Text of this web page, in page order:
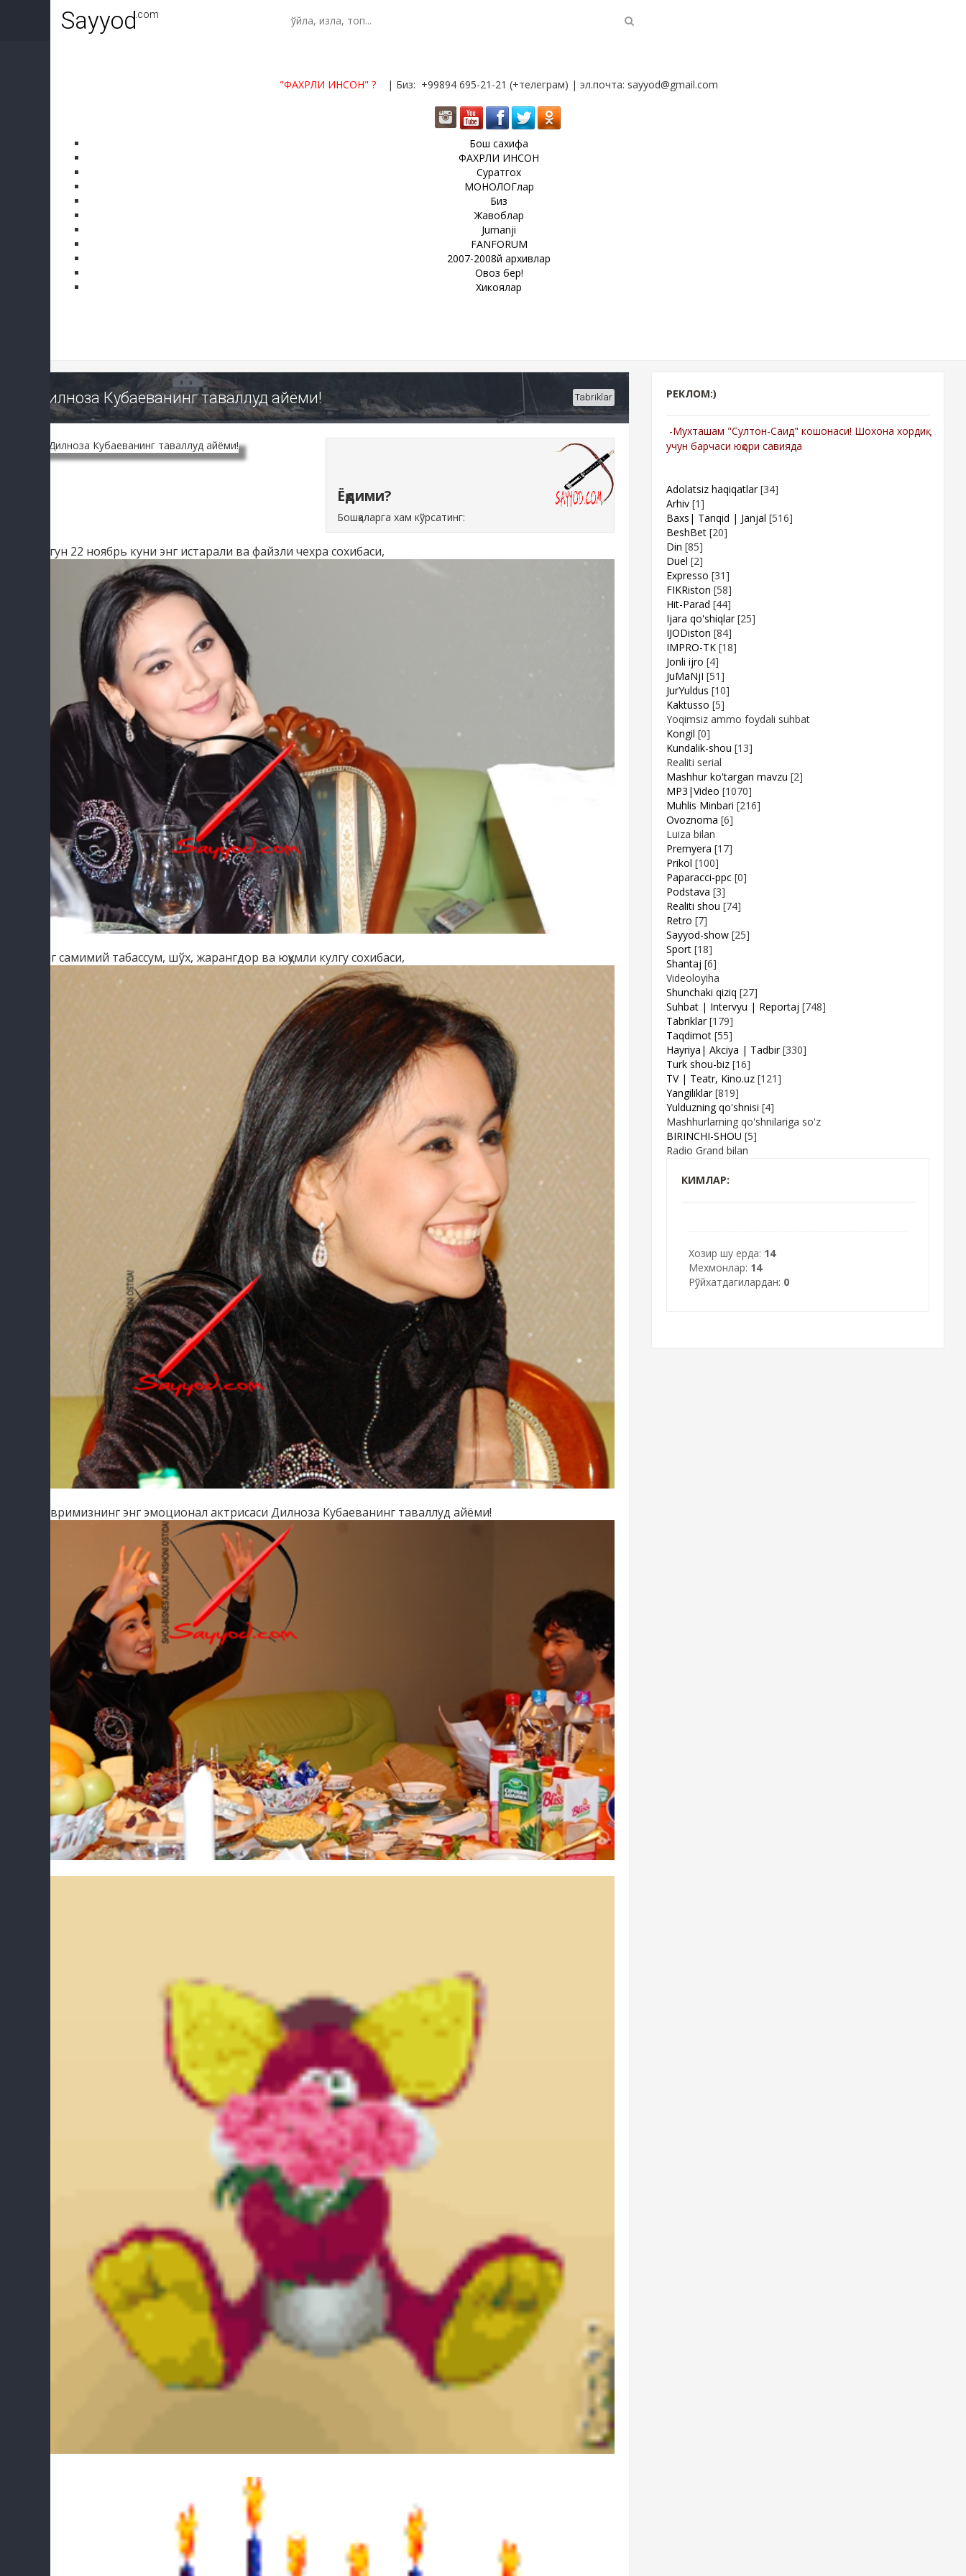
Sayyod.com
"ФАХРЛИ ИНСОН"? | Биз: +99894 695-21-21 (+телеграм) | эл.почта: sayyod@gmail.com
Бош сахифа
ФАХРЛИ ИНСОН
Суратгох
МОНОЛОГлар
Биз
Жавоблар
Jumanji
FANFORUM
2007-2008й архивлар
Овоз бер!
Хикоялар
Дилноза Кубаеванинг таваллуд айёми! Tabriklar
Ёқдими?
Бошқаларга хам кўрсатинг:
Бугун 22 ноябрь куни энг истарали ва файзли чехра сохибаси,
Энг самимий табассум, шўх, жарангдор ва юқумли кулгу сохибаси,
давримизнинг энг эмоционал актрисаси Дилноза Кубаеванинг таваллуд айёми!
РЕКЛОМ:)
-Мухташам "Султон-Саид" кошонаси! Шохона хордиқ
учун барчаси юқори савияда
Adolatsiz haqiqatlar [34]
Arhiv [1]
Baxs| Tanqid | Janjal [516]
BeshBet [20]
Din [85]
Duel [2]
Expresso [31]
FIKRiston [58]
Hit-Parad [44]
Ijara qo'shiqlar [25]
IJODiston [84]
IMPRO-TK [18]
Jonli ijro [4]
JuMaNjI [51]
JurYuldus [10]
Kaktusso [5]
Yoqimsiz ammo foydali suhbat
Kongil [0]
Kundalik-shou [13]
Realiti serial
Mashhur ko'targan mavzu [2]
MP3|Video [1070]
Muhlis Minbari [216]
Ovoznoma [6]
Luiza bilan
Premyera [17]
Prikol [100]
Paparacci-ppc [0]
Podstava [3]
Realiti shou [74]
Retro [7]
Sayyod-show [25]
Sport [18]
Shantaj [6]
Videoloyiha
Shunchaki qiziq [27]
Suhbat | Intervyu | Reportaj [748]
Tabriklar [179]
Taqdimot [55]
Hayriya| Akciya | Tadbir [330]
Turk shou-biz [16]
TV | Teatr, Kino.uz [121]
Yangiliklar [819]
Yulduzning qo'shnisi [4]
Mashhurlarning qo'shnilariga so'z
BIRINCHI-SHOU [5]
Radio Grand bilan
КИМЛАР:
Хозир шу ерда: 14
Мехмонлар: 14
Рўйхатдагилардан: 0